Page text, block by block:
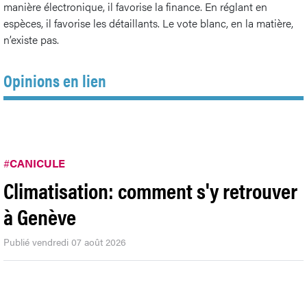
manière électronique, il favorise la finance. En réglant en
espèces, il favorise les détaillants. Le vote blanc, en la matière,
n’existe pas.
Opinions en lien
#CANICULE
Climatisation: comment s'y retrouver
à Genève
Publié vendredi 07 août 2026